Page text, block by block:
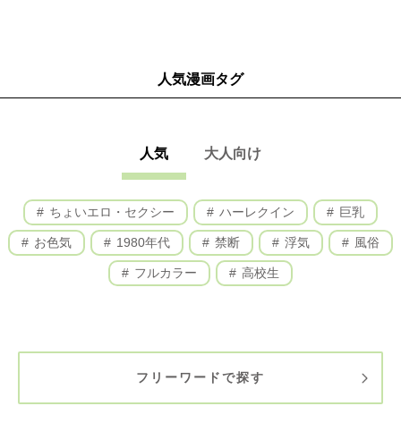
人気漫画タグ
人気 大人向け
ちょいエロ・セクシー ハーレクイン 巨乳
お色気 1980年代 禁断 浮気 風俗
フルカラー 高校生
フリーワードで探す